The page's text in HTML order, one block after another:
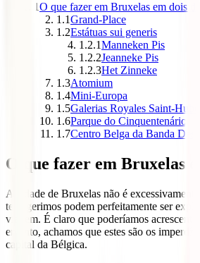
1O que fazer em Bruxelas em dois
1.1Grand-Place
1.2Estátuas sui generis
1.2.1Manneken Pis
1.2.2Jeanneke Pis
1.2.3Het Zinneke
1.3Atomium
1.4Mini-Europa
1.5Galerias Royales Saint-Hubert
1.6Parque do Cinquentenário
1.7Centro Belga da Banda
O que fazer em Bruxelas
A cidade de Bruxelas não é
te sugerimos podem perfeitamente ser
viagem. É claro que poderíamos
entanto, achamos que estes são os
capital da Bélgica.